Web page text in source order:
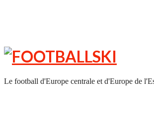
FOOTBALLSKI
Le football d'Europe centrale et d'Europe de